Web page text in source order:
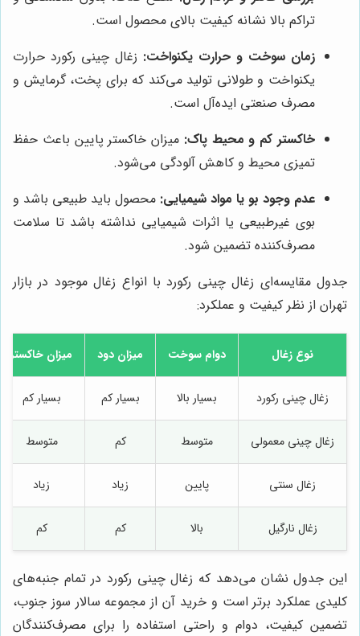
تراکم بالا نشانه کیفیت بالای محصول است.
زمان سوخت و حرارت یکنواخت: زغال چینی رکورد حرارت
یکنواخت و طولانی تولید می‌کند که برای پخت، گرمایش و
مصرف صنعتی ایده‌آل است.
خاکستر کم و محیط پاک: میزان خاکستر پایین باعث حفظ
تمیزی محیط و کاهش آلودگی می‌شود.
عدم وجود بو یا مواد شیمیایی: محصول باید طبیعی باشد و
بوی غیرطبیعی یا اثرات شیمیایی نداشته باشد تا سلامت
مصرف‌کننده تضمین شود.
جدول مقایسه‌ای زغال چینی رکورد با انواع زغال موجود در بازار
تهران از نظر کیفیت و عملکرد:
نوع زغال دوام سوخت میزان دود میزان خاکستر
زغال چینی رکورد بسیار بالا بسیار کم بسیار کم
زغال چینی معمولی متوسط کم متوسط
زغال سنتی پایین زیاد زیاد
زغال نارگیل بالا کم کم
این جدول نشان می‌دهد که زغال چینی رکورد در تمام جنبه‌های
کلیدی عملکرد برتر است و خرید آن از مجموعه سالار سوز جنوب،
تضمین کیفیت، دوام و راحتی استفاده را برای مصرف‌کنندگان